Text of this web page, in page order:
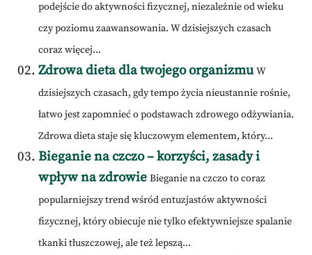
podejście do aktywności fizycznej, niezależnie od wieku
czy poziomu zaawansowania. W dzisiejszych czasach
coraz więcej...
Zdrowa dieta dla twojego organizmu W
dzisiejszych czasach, gdy tempo życia nieustannie rośnie,
łatwo jest zapomnieć o podstawach zdrowego odżywiania.
Zdrowa dieta staje się kluczowym elementem, który...
Bieganie na czczo – korzyści, zasady i
wpływ na zdrowie Bieganie na czczo to coraz
popularniejszy trend wśród entuzjastów aktywności
fizycznej, który obiecuje nie tylko efektywniejsze spalanie
tkanki tłuszczowej, ale też lepszą...